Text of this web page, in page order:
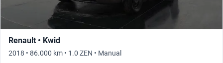
Renault • Kwid
2018 • 86.000 km • 1.0 ZEN • Manual